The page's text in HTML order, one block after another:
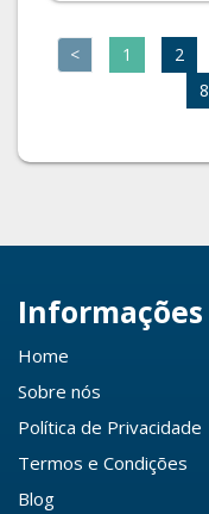
< 1 2
8
Informações
Home
Sobre nós
Política de Privacidade
Termos e Condições
Blog